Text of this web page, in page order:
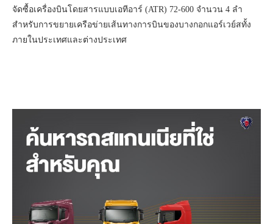
จัดซื้อเครื่องบินโดยสารแบบเอทีอาร์ (ATR) 72-600 จำนวน 4 ลำ
สำหรับการขยายเครือข่ายเส้นทางการบินของบางกอกแอร์เวย์สทั้ง
ภายในประเทศและต่างประเทศ